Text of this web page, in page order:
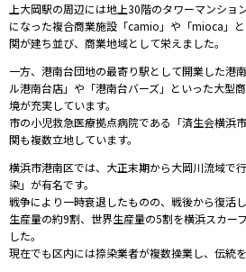
上大岡駅の周辺には地上30階のタワーマンショ
になった複合商業施設「camio」や「mioca」
関が建ち並び、商業地域として栄えました。
一方、港南台団地の最寄り駅として開業した港
ル港南台店」や「港南台バーズ」といった大型
境が充実しています。
市の小児救急医療拠点病院である「済生会横浜
関も複数立地しています。
横浜市港南区では、大正末期から大岡川流域で
染」が有名です。
戦争により一時衰退したものの、戦後から復活
生産量の約9割、世界生産量の5割を横浜スカー
した。
現在でも区内には捺染業者が複数操業し、伝統を